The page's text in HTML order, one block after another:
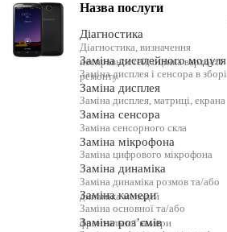
Назва послуги
Діагностика
Діагностика, визначення
несправностей, оцінка вартості
ремонту
Заміна дисплейного модуля
Заміна дисплея і сенсора в зборі
Заміна дисплея
Заміна дисплея, матриці, екрана
Заміна сенсора
Заміна сенсорного скла
Заміна мікрофона
Заміна цифрового мікрофона
Заміна динаміка
Заміна динаміка розмов та/або
динаміка мелодій
Заміна камери
Заміна основної та/або
фронтальної камери
Заміна роз’ємів